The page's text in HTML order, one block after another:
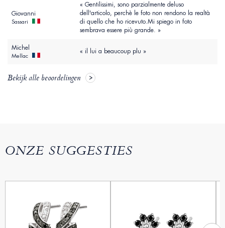
Giovanni
Sassari
« Gentilissimi, sono parzialmente deluso
dell'articolo, perchè le foto non rendono la realtà
di quello che ho ricevuto.Mi spiego in foto
sembrava essere più grande. »
Michel
Mellac
« il lui a beaucoup plu »
Bekijk alle beoordelingen
ONZE SUGGESTIES